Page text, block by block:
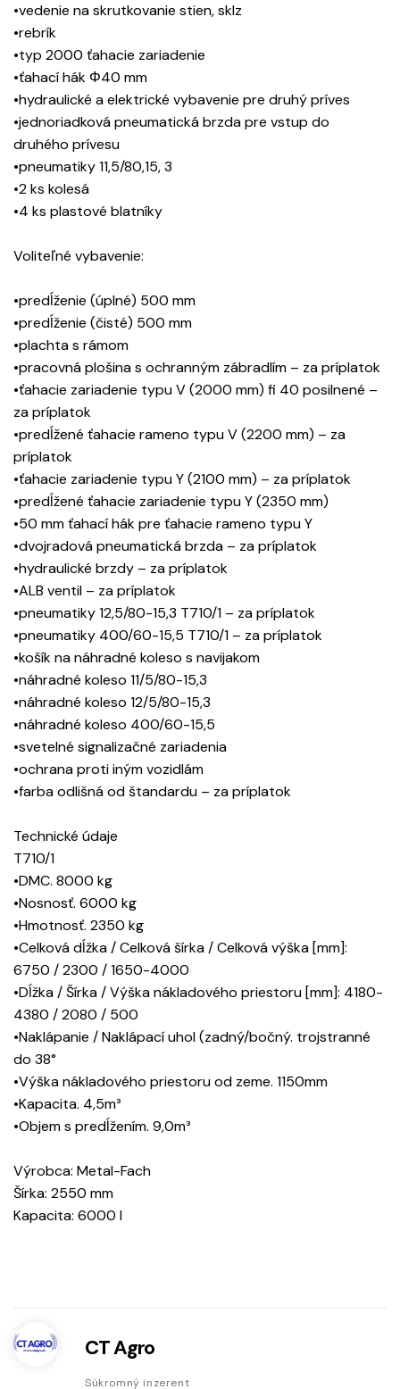
•vedenie na skrutkovanie stien, sklz
•rebrík
•typ 2000 ťahacie zariadenie
•ťahací hák Φ40 mm
•hydraulické a elektrické vybavenie pre druhý príves
•jednoriadková pneumatická brzda pre vstup do
druhého prívesu
•pneumatiky 11,5/80,15, 3
•2 ks kolesá
•4 ks plastové blatníky
Voliteľné vybavenie:
•predĺženie (úplné) 500 mm
•predĺženie (čisté) 500 mm
•plachta s rámom
•pracovná plošina s ochranným zábradlím – za príplatok
•ťahacie zariadenie typu V (2000 mm) fi 40 posilnené –
za príplatok
•predĺžené ťahacie rameno typu V (2200 mm) – za
príplatok
•ťahacie zariadenie typu Y (2100 mm) – za príplatok
•predĺžené ťahacie zariadenie typu Y (2350 mm)
•50 mm ťahací hák pre ťahacie rameno typu Y
•dvojradová pneumatická brzda – za príplatok
•hydraulické brzdy – za príplatok
•ALB ventil – za príplatok
•pneumatiky 12,5/80-15,3 T710/1 – za príplatok
•pneumatiky 400/60-15,5 T710/1 – za príplatok
•košík na náhradné koleso s navijakom
•náhradné koleso 11/5/80-15,3
•náhradné koleso 12/5/80-15,3
•náhradné koleso 400/60-15,5
•svetelné signalizačné zariadenia
•ochrana proti iným vozidlám
•farba odlišná od štandardu – za príplatok
Technické údaje
T710/1
•DMC. 8000 kg
•Nosnosť. 6000 kg
•Hmotnosť. 2350 kg
•Celková dĺžka / Celková šírka / Celková výška [mm]:
6750 / 2300 / 1650-4000
•Dĺžka / Šírka / Výška nákladového priestoru [mm]: 4180-
4380 / 2080 / 500
•Naklápanie / Naklápací uhol (zadný/bočný. trojstranné
do 38°
•Výška nákladového priestoru od zeme. 1150mm
•Kapacita. 4,5m³
•Objem s predĺžením. 9,0m³
Výrobca: Metal-Fach
Šírka: 2550 mm
Kapacita: 6000 l
CT Agro
Súkromný inzerent